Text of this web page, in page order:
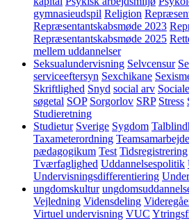
gymnasieudspil Religion
Repræsentantskabsmøde 2023
Repræsentantskabsmøde 2025
mellem uddannelser
Seksualundervisning Selvcensur
serviceeftersyn Sexchikane
Skriftlighed Snyd social arv
søgetal SOP Sorgorlov SRP Stress
Studieretning
Studietur Sverige Sygdom
Taxameterordning Teamsamarbejde
pædagogikum Test Tidsregistrering
Tværfaglighed Uddannelsespolitik
Undervisningsdifferentiering
ungdomskultur
Vejledning Vidensdeling
Virtuel undervisning VUC